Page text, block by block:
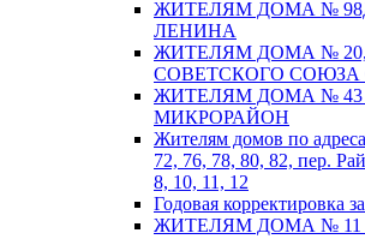
ЖИТЕЛЯМ ДОМА №
ЛЕНИНА
ЖИТЕЛЯМ ДОМА № 20,
СОВЕТСКОГО
ЖИТЕЛЯМ ДОМА № 43
МИКРОРАЙОН
Жителям домов по
72, 76, 78, 80, 82, пер.
8, 10, 11, 12
Годовая корректировка
ЖИТЕЛЯМ ДОМА № 11